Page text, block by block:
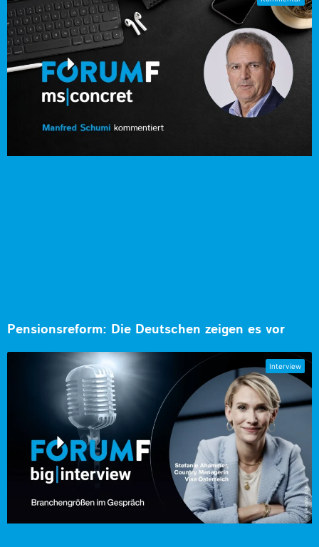
Pensionsreform: Die Deutschen zeigen es vor